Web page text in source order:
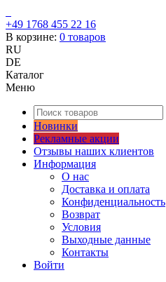
+49 1768 455 22 16
В корзине: 0 товаров
RU
DE
Каталог
Меню
Новинки
Рекламные акции
Отзывы наших клиентов
Информация
О нас
Доставка и оплата
Конфиденциальность
Возврат
Условия
Выходные данные
Контакты
Войти